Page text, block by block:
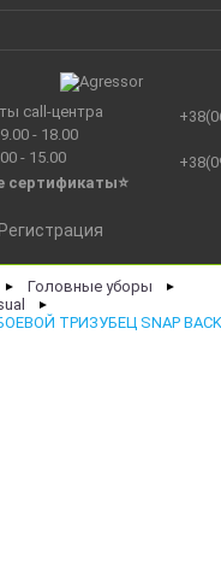
call-центра
- 18.00
- 15.00
сертификаты⭐
Регистрация
► Головные уборы ►
►
ТРИЗУБЕЦ SNAP BACK